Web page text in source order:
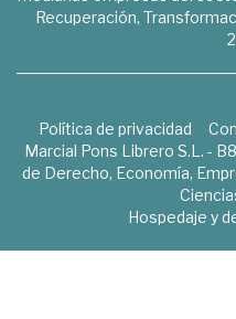
Recuperación,
Política de privacidad
Marcial Pons Librero S.L. -
de Derecho, Economía,
Hospedaje y